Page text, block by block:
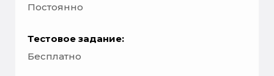
Постоянно
Тестовое задание:
Бесплатно